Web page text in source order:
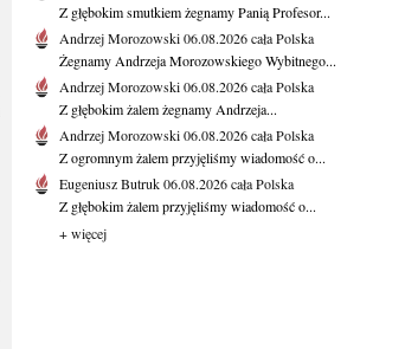
Z głębokim smutkiem żegnamy Panią Profesor...
Andrzej Morozowski06.08.2026cała Polska
Żegnamy Andrzeja Morozowskiego Wybitnego...
Andrzej Morozowski06.08.2026cała Polska
Z głębokim żalem żegnamy Andrzeja...
Andrzej Morozowski06.08.2026cała Polska
Z ogromnym żalem przyjęliśmy wiadomość o...
Eugeniusz Butruk06.08.2026cała Polska
Z głębokim żalem przyjęliśmy wiadomość o...
+ więcej